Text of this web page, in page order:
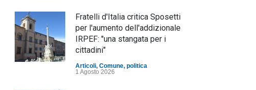
Fratelli d'Italia critica Sposetti
per l'aumento dell'addizionale
IRPEF: "una stangata per i
cittadini"
Articoli, Comune, politica
1 Agosto 2026